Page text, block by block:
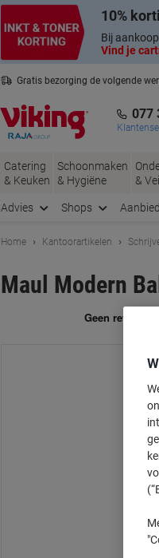
10%
Bij
Vind je
Gratis bezorging de volgende
077
Catering
& Keuken
Schoonmaken
& Hygiëne
&
Advies Shops
Home Kantoorartikelen
Maul Modern